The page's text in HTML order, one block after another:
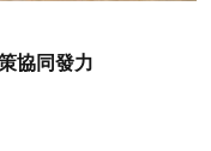
協同發力